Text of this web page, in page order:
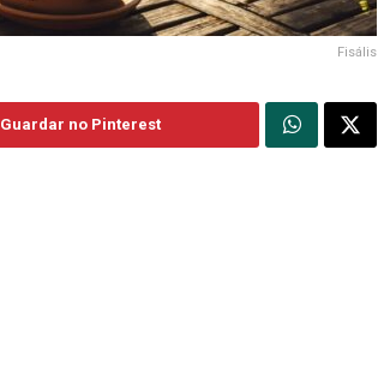
Fisális
Guardar no Pinterest